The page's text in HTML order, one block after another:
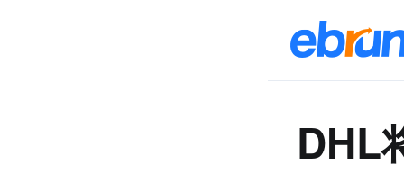
DHL